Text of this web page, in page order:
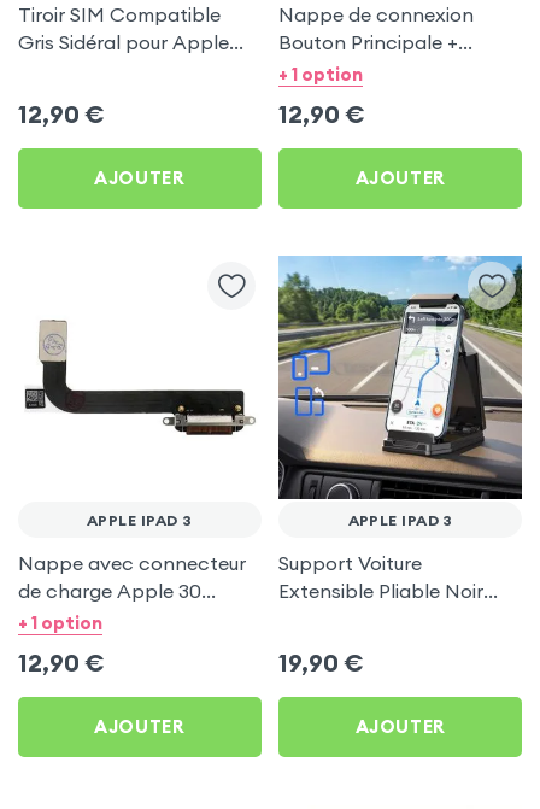
Tiroir SIM Compatible
Gris Sidéral pour Apple
12,90 €
AJOUTER
Nappe de connexion
Bouton Principale +
Volume + Vibreur pour
+ 1 option
12,90 €
AJOUTER
APPLE IPAD 3
Nappe avec connecteur
de charge Apple 30
broches pour Apple iPad
+ 1 option
12,90 €
AJOUTER
APPLE IPAD 3
Support Voiture
Extensible Pliable Noir
19,90 €
AJOUTER